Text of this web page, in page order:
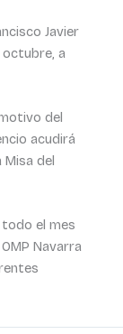
Javier
octubre, a
del
acudirá
Misa del
el mes
Navarra